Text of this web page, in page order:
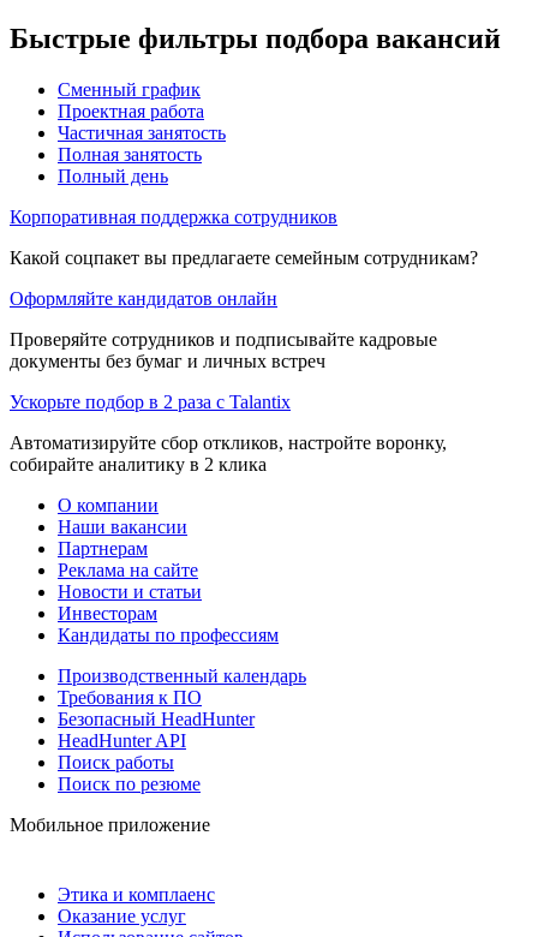
Быстрые фильтры подбора вакансий
Сменный график
Проектная работа
Частичная занятость
Полная занятость
Полный день
Корпоративная поддержка сотрудников
Какой соцпакет вы предлагаете семейным сотрудникам?
Оформляйте кандидатов онлайн
Проверяйте сотрудников и подписывайте кадровые
документы без бумаг и личных встреч
Ускорьте подбор в 2 раза с Talantix
Автоматизируйте сбор откликов, настройте воронку,
собирайте аналитику в 2 клика
О компании
Наши вакансии
Партнерам
Реклама на сайте
Новости и статьи
Инвесторам
Кандидаты по профессиям
Производственный календарь
Требования к ПО
Безопасный HeadHunter
HeadHunter API
Поиск работы
Поиск по резюме
Мобильное приложение
Этика и комплаенс
Оказание услуг